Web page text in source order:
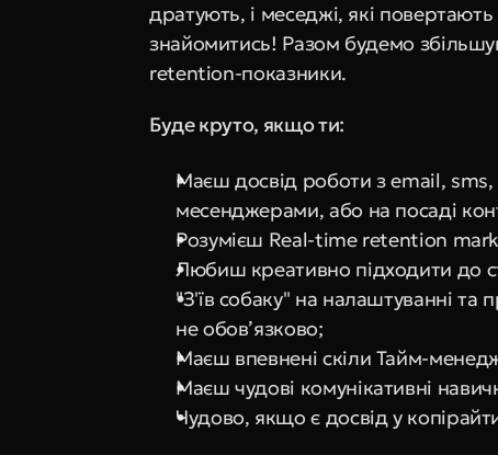
дратують, і меседжі, які
знайомитись! Разом будемо
retention-показники.
Буде круто, якщо ти:
Маєш досвід роботи з email,
месенджерами, або на посаді
Розумієш Real-time retention
Любиш креативно підходити до
"З'їв собаку" на налаштуванні та
не обов’язково;
Маєш впевнені скіли Тайм-
Маєш чудові комунікативні
Чудово, якщо є досвід у